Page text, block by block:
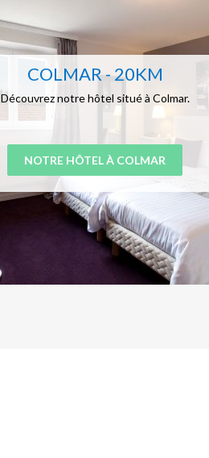
COLMAR - 20KM
Découvrez notre hôtel situé à Colmar.
NOTRE HÔTEL À COLMAR